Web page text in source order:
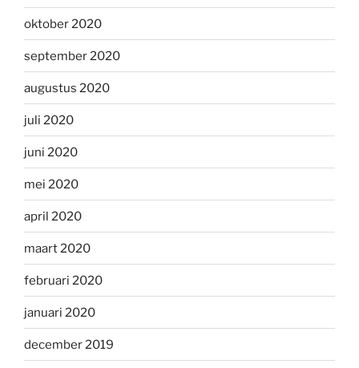
oktober 2020
september 2020
augustus 2020
juli 2020
juni 2020
mei 2020
april 2020
maart 2020
februari 2020
januari 2020
december 2019